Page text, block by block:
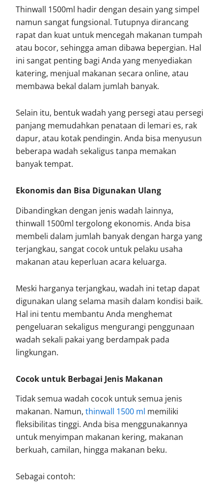
Thinwall 1500ml hadir dengan desain yang simpel
namun sangat fungsional. Tutupnya dirancang
rapat dan kuat untuk mencegah makanan tumpah
atau bocor, sehingga aman dibawa bepergian. Hal
ini sangat penting bagi Anda yang menyediakan
katering, menjual makanan secara online, atau
membawa bekal dalam jumlah banyak.
Selain itu, bentuk wadah yang persegi atau persegi
panjang memudahkan penataan di lemari es, rak
dapur, atau kotak pendingin. Anda bisa menyusun
beberapa wadah sekaligus tanpa memakan
banyak tempat.
Ekonomis dan Bisa Digunakan Ulang
Dibandingkan dengan jenis wadah lainnya,
thinwall 1500ml tergolong ekonomis. Anda bisa
membeli dalam jumlah banyak dengan harga yang
terjangkau, sangat cocok untuk pelaku usaha
makanan atau keperluan acara keluarga.
Meski harganya terjangkau, wadah ini tetap dapat
digunakan ulang selama masih dalam kondisi baik.
Hal ini tentu membantu Anda menghemat
pengeluaran sekaligus mengurangi penggunaan
wadah sekali pakai yang berdampak pada
lingkungan.
Cocok untuk Berbagai Jenis Makanan
Tidak semua wadah cocok untuk semua jenis
makanan. Namun,thinwall 1500 ml memiliki
fleksibilitas tinggi. Anda bisa menggunakannya
untuk menyimpan makanan kering, makanan
berkuah, camilan, hingga makanan beku.
Sebagai contoh: